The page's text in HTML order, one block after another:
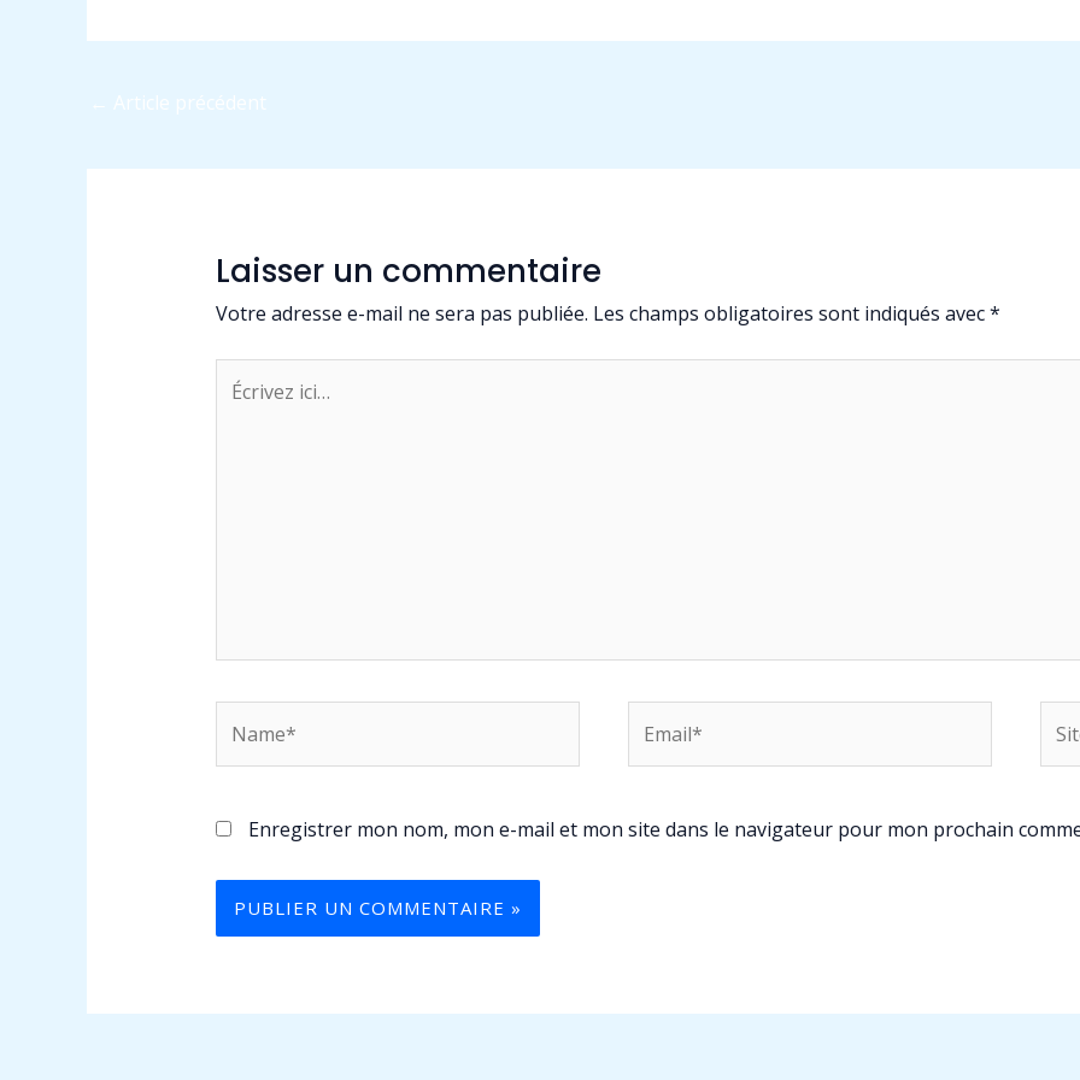
← Article précédent
Laisser un commentaire
Votre adresse e-mail ne sera pas publiée. Les champs obligatoires sont indiqués avec*
Écrivez
ici…
Enregistrer mon nom, mon e-mail et mon site dans le navigateur pour mon prochain